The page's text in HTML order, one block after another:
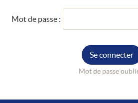
Mot de passe :
Se connecter
Mot de passe